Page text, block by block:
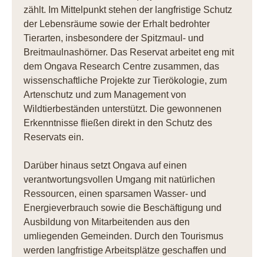
zählt. Im Mittelpunkt stehen der langfristige Schutz
der Lebensräume sowie der Erhalt bedrohter
Tierarten, insbesondere der Spitzmaul- und
Breitmaulnashörner. Das Reservat arbeitet eng mit
dem Ongava Research Centre zusammen, das
wissenschaftliche Projekte zur Tierökologie, zum
Artenschutz und zum Management von
Wildtierbeständen unterstützt. Die gewonnenen
Erkenntnisse fließen direkt in den Schutz des
Reservats ein.
Darüber hinaus setzt Ongava auf einen
verantwortungsvollen Umgang mit natürlichen
Ressourcen, einen sparsamen Wasser- und
Energieverbrauch sowie die Beschäftigung und
Ausbildung von Mitarbeitenden aus den
umliegenden Gemeinden. Durch den Tourismus
werden langfristige Arbeitsplätze geschaffen und